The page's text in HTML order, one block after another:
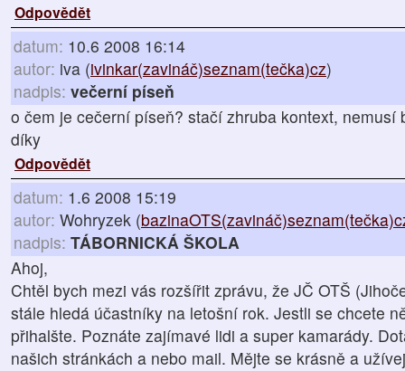
Odpovědět
datum: 10.6 2008 16:14
autor: iva (ivinkar(zavináč)seznam(tečka)cz)
nadpis: večerní píseň
o čem je cečerní píseň? stačí zhruba kontext, nemusí
díky
Odpovědět
datum: 1.6 2008 15:19
autor: Wohryzek (
nadpis: TÁBORNICKÁ ŠKOLA
Ahoj,
Chtěl bych mezi vás rozšířit zprávu, že JČ OTŠ
stále hledá účastníky na letošní rok. Jestli se chcete
přihalšte. Poznáte zajímavé lidi a super kamarády.
našich stránkách a nebo mail. Mějte se krásně a